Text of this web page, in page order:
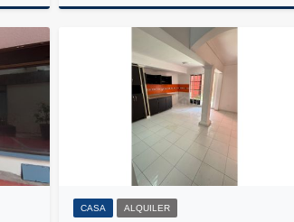
$2.100.000.000
CASA ALQUILER